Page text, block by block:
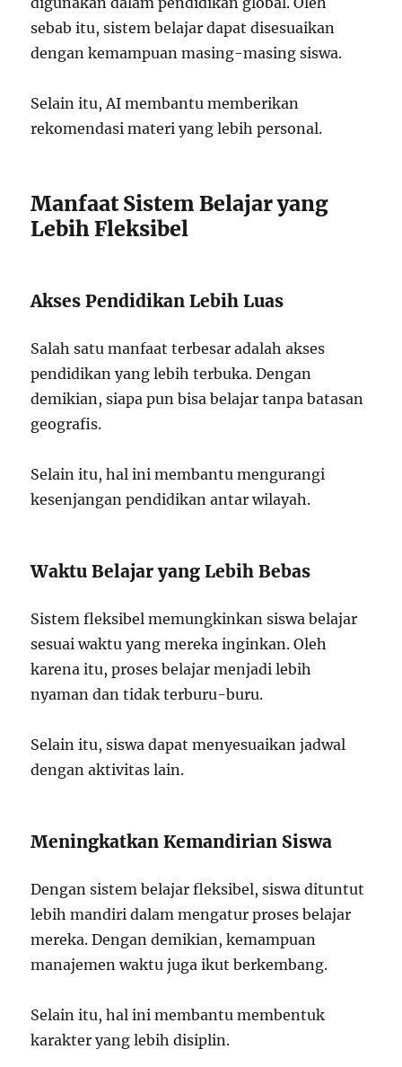
sebab itu, sistem belajar dapat disesuaikan
dengan kemampuan masing-masing siswa.
Selain itu, AI membantu memberikan
rekomendasi materi yang lebih personal.
Manfaat Sistem Belajar yang
Lebih Fleksibel
Akses Pendidikan Lebih Luas
Salah satu manfaat terbesar adalah akses
pendidikan yang lebih terbuka. Dengan
demikian, siapa pun bisa belajar tanpa batasan
geografis.
Selain itu, hal ini membantu mengurangi
kesenjangan pendidikan antar wilayah.
Waktu Belajar yang Lebih Bebas
Sistem fleksibel memungkinkan siswa belajar
sesuai waktu yang mereka inginkan. Oleh
karena itu, proses belajar menjadi lebih
nyaman dan tidak terburu-buru.
Selain itu, siswa dapat menyesuaikan jadwal
dengan aktivitas lain.
Meningkatkan Kemandirian Siswa
Dengan sistem belajar fleksibel, siswa dituntut
lebih mandiri dalam mengatur proses belajar
mereka. Dengan demikian, kemampuan
manajemen waktu juga ikut berkembang.
Selain itu, hal ini membantu membentuk
karakter yang lebih disiplin.